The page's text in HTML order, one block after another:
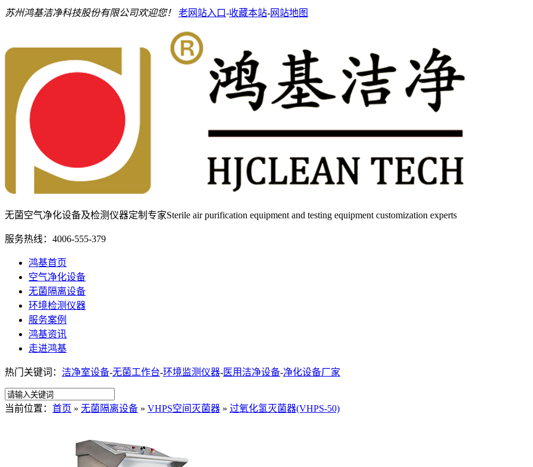
苏州鸿基洁净科技股份有限公司欢迎您！ 老网站入口-收藏本站-网站地图
无菌空气净化设备及检测仪器定制专家Sterile air purification equipment and testing equipment customization experts
服务热线： 4006-555-379
鸿基首页
空气净化设备
无菌隔离设备
环境检测仪器
服务案例
鸿基资讯
走进鸿基
热门关键词： 洁净室设备-无菌工作台-环境监测仪器-医用洁净设备-净化设备厂家
当前位置： 首页 » 无菌隔离设备 » VHPS空间灭菌器 » 过氧化氢灭菌器(VHPS-50)